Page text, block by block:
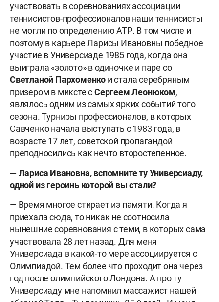
участвовать в соревнованиях ассоциации
теннисистов-профессионалов наши теннисисты
не могли по определению АТР. В том числе и
поэтому в карьере Ларисы Ивановны победное
участие в Универсиаде 1985 года, когда она
выиграла «золото» в одиночке и паре со
Светланой Пархоменко и стала серебряным
призером в миксте сСергеем Леонюком,
являлось одним из самых ярких событий того
сезона. Турниры профессионалов, в которых
Савченко начала выступать с 1983 года, в
возрасте 17 лет, советской пропагандой
преподносились как нечто второстепенное.
— Лариса Ивановна, вспомните ту Универсиаду,
одной из героинь которой вы стали?
— Время многое стирает из памяти. Когда я
приехала сюда, то никак не соотносила
нынешние соревнования с теми, в которых сама
участвовала 28 лет назад. Для меня
Универсиада в какой-то мере ассоциируется с
Олимпиадой. Тем более что проходит она через
год после олимпийского Лондона. А про ту
Универсиаду мне напомнил массажист нашей